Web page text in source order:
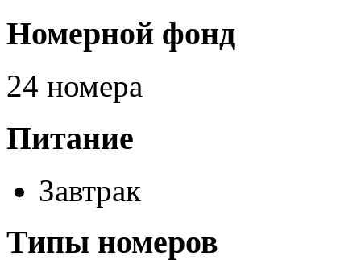
Номерной фонд
24 номера
Питание
Завтрак
Типы номеров